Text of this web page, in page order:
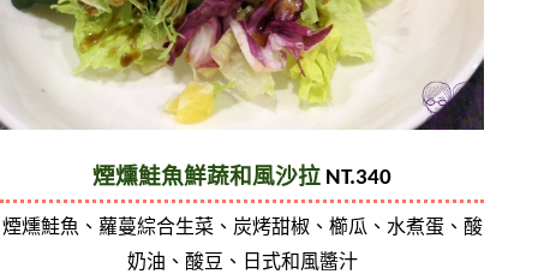
煙燻鮭魚鮮蔬和風沙拉 NT.340
煙燻鮭魚、蘿蔓綜合生菜、炭烤甜椒、櫛瓜、水煮蛋、酸
奶油、酸豆、日式和風醬汁